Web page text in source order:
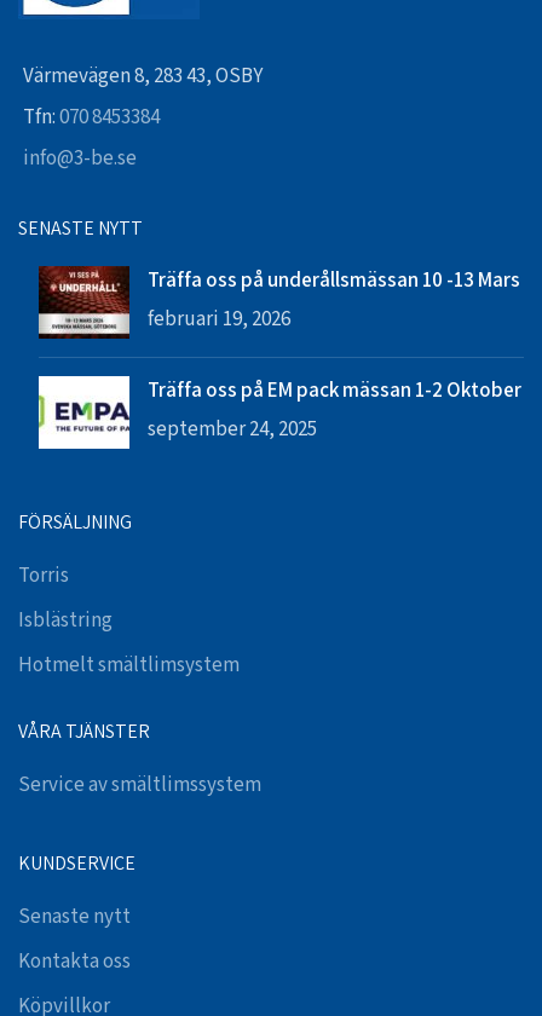
Värmevägen 8, 283 43, OSBY
Tfn:070 8453384
info@3-be.se
SENASTE NYTT
Träffa oss på underållsmässan 10 -13 Mars
februari 19, 2026
Träffa oss på EM pack mässan 1-2 Oktober
september 24, 2025
FÖRSÄLJNING
Torris
Isblästring
Hotmelt smältlimsystem
VÅRA TJÄNSTER
Service av smältlimssystem
KUNDSERVICE
Senaste nytt
Kontakta oss
Köpvillkor